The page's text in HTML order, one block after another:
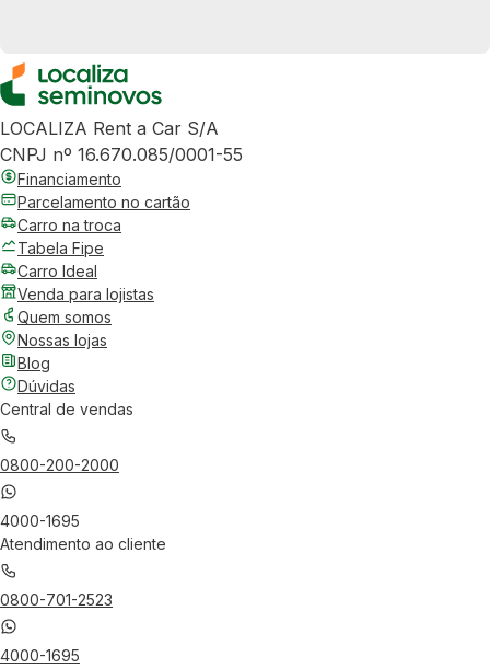
LOCALIZA Rent a Car S/A
CNPJ nº 16.670.085/0001-55
Financiamento
Parcelamento no cartão
Carro na troca
Tabela Fipe
Carro Ideal
Venda para lojistas
Quem somos
Nossas lojas
Blog
Dúvidas
Central de vendas
0800-200-2000
4000-1695
Atendimento ao cliente
0800-701-2523
4000-1695